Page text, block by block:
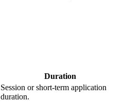
Duration
Session or short-term application
duration.